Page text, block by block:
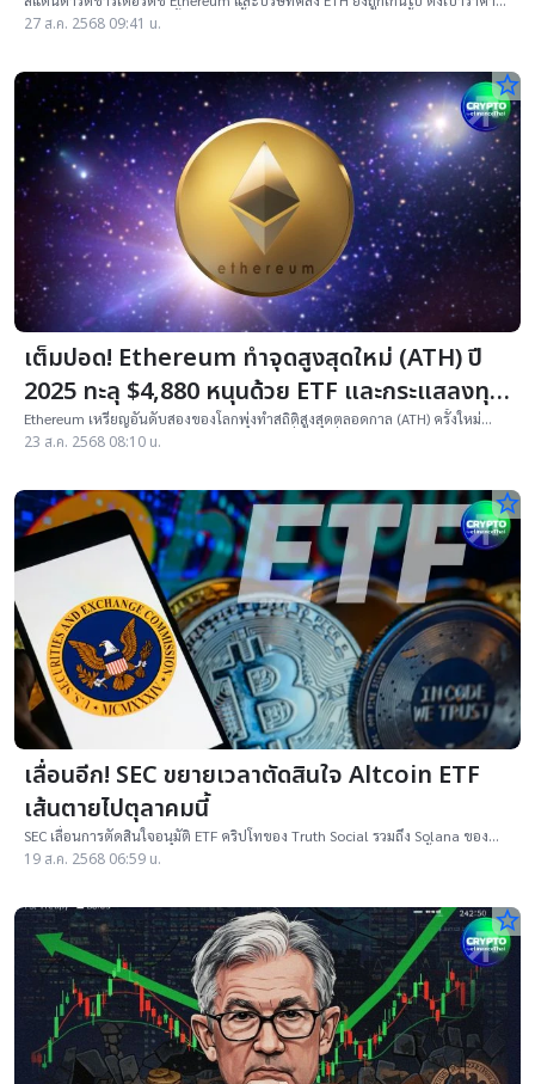
ETH แตะ $7,500 ภายในสิ้นปี พร้อมชี้การร่วงล่าสุดคือจังหวะเข้าซื้อ
27 ส.ค. 2568 09:41 น.
star_border
เต็มปอด! Ethereum ทำจุดสูงสุดใหม่ (ATH) ปี
2025 ทะลุ $4,880 หนุนด้วย ETF และกระแสลงทุน
สถาบัน
Ethereum เหรียญอันดับสองของโลกพุ่งทำสถิติสูงสุดตลอดกาล (ATH) ครั้งใหม่
4,887 ดอลลาร์ โค่นสถิติเดิม 4,868 ดอลลาร์ที่ทำไว้เมื่อ พ.ย. 2021
23 ส.ค. 2568 08:10 น.
star_border
เลื่อนอีก! SEC ขยายเวลาตัดสินใจ Altcoin ETF
เส้นตายไปตุลาคมนี้
SEC เลื่อนการตัดสินใจอนุมัติ ETF คริปโทของ Truth Social รวมถึง Solana ของ
21Shares-Bitwise และ XRP ของ 21Shares ออกไปเป็นเดือนตุลาคมนี้
19 ส.ค. 2568 06:59 น.
star_border